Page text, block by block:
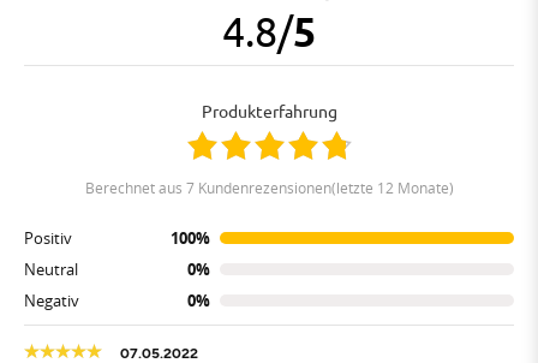
4.8/5
Produkterfahrung
berechnet aus 7 Kundenrezensionen(letzte 12 Monate)
Positiv
100%
Neutral
0%
Negativ
0%
07.05.2022